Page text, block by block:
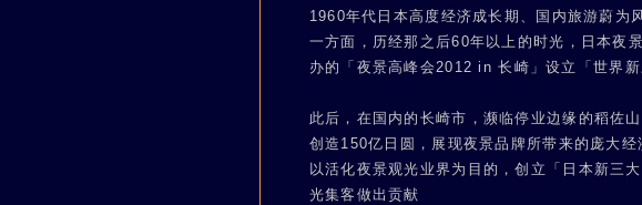
1960年代日本高度经济成长期、国内旅游蔚为
一方面，历经那之后60年以上的时光，日本夜
办的「夜景高峰会2012 in 长崎」设立「世界
此后，在国内的长崎市，濒临停业边缘的稻佐
创造150亿日圆，展现夜景品牌所带来的庞大
以活化夜景观光业界为目的，创立「日本新三
光集客做出贡献